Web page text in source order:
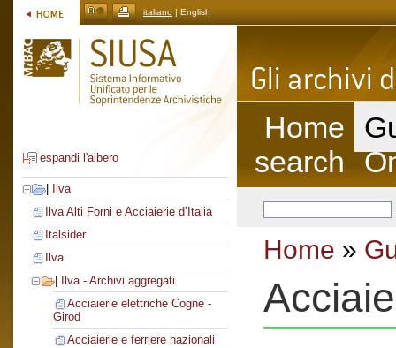
italiano | English
espandi l'albero
Ilva
Ilva Alti Forni e Acciaierie d’Italia
Italsider
Ilva
Ilva - Archivi aggregati
Acciaierie elettriche Cogne -
Girod
Acciaierie e ferriere nazionali
Home
search
Home »